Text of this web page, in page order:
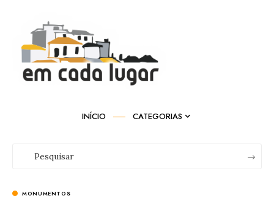
INÍCIO CATEGORIAS
MONUMENTOS